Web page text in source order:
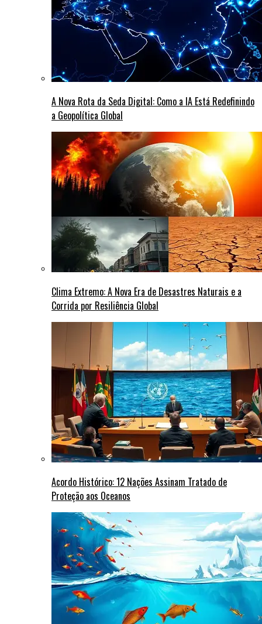
A Nova Rota da Seda Digital: Como a IA Está Redefinindo
a Geopolítica Global
Clima Extremo: A Nova Era de Desastres Naturais e a
Corrida por Resiliência Global
Acordo Histórico: 12 Nações Assinam Tratado de
Proteção aos Oceanos